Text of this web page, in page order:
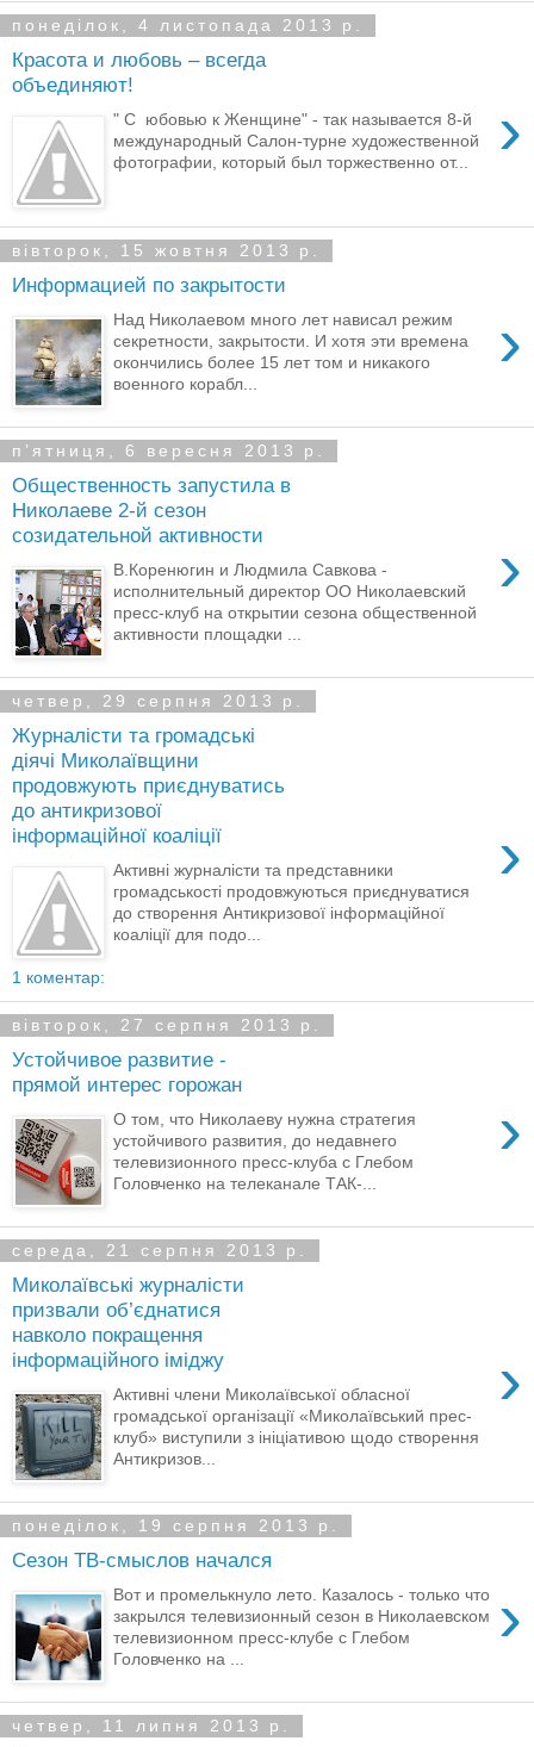
понеділок, 4 листопада 2013 р.
Красота и любовь – всегда
объединяют!
›
" С юбовью к Женщине" - так называется 8-й
международный Салон-турне художественной
фотографии, который был торжественно от...
вівторок, 15 жовтня 2013 р.
Информацией по закрытости
›
Над Николаевом много лет нависал режим
секретности, закрытости. И хотя эти времена
окончились более 15 лет том и никакого
военного корабл...
пʼятниця, 6 вересня 2013 р.
Общественность запустила в
Николаеве 2-й сезон
созидательной активности
›
В.Коренюгин и Людмила Савкова -
исполнительный директор ОО Николаевский
пресс-клуб на открытии сезона общественной
активности площадки ...
четвер, 29 серпня 2013 р.
Журналісти та громадські
діячі Миколаївщини
продовжують приєднуватись
до антикризової
інформаційної коаліції
›
Активні журналісти та представники
громадськості продовжуються приєднуватися
до створення Антикризової інформаційної
коаліції для подо...
1 коментар:
вівторок, 27 серпня 2013 р.
Устойчивое развитие -
прямой интерес горожан
›
О том, что Николаеву нужна стратегия
устойчивого развития, до недавнего
телевизионного пресс-клуба с Глебом
Головченко на телеканале ТАК-...
середа, 21 серпня 2013 р.
Миколаївські журналісти
призвали об’єднатися
навколо покращення
інформаційного іміджу
›
Активні члени Миколаївської обласної
громадської організації «Миколаївський прес-
клуб» виступили з ініціативою щодо створення
Антикризов...
понеділок, 19 серпня 2013 р.
Сезон ТВ-смыслов начался
›
Вот и промелькнуло лето. Казалось - только что
закрылся телевизионный сезон в Николаевском
телевизионном пресс-клубе с Глебом
Головченко на ...
четвер, 11 липня 2013 р.